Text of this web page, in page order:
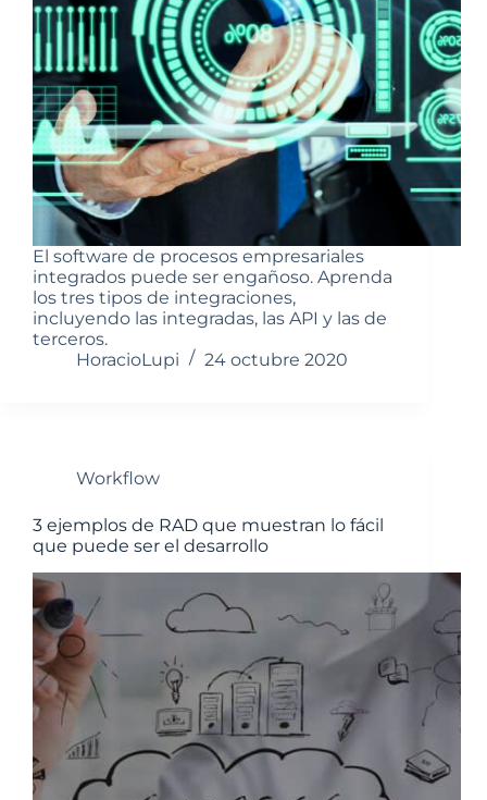
El software de procesos empresariales
integrados puede ser engañoso. Aprenda
los tres tipos de integraciones,
incluyendo las integradas, las API y las de
terceros.
HoracioLupi
24 octubre 2020
Workflow
3 ejemplos de RAD que muestran lo fácil
que puede ser el desarrollo